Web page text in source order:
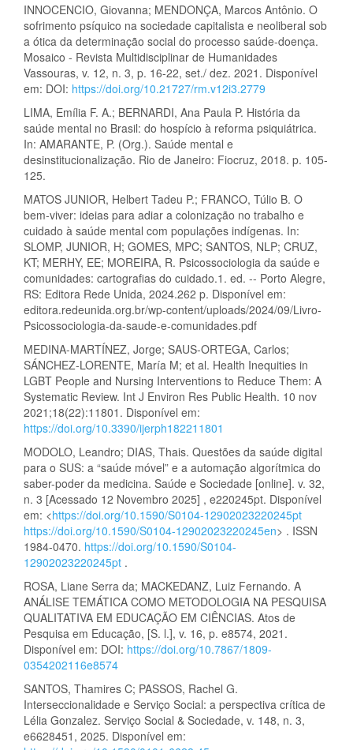
INNOCENCIO, Giovanna; MENDONÇA, Marcos Antônio. O
sofrimento psíquico na sociedade capitalista e neoliberal sob
a ótica da determinação social do processo saúde-doença.
Mosaico - Revista Multidisciplinar de Humanidades
Vassouras, v. 12, n. 3, p. 16-22, set./ dez. 2021. Disponível
em: DOI: https://doi.org/10.21727/rm.v12i3.2779
LIMA, Emília F. A.; BERNARDI, Ana Paula P. História da
saúde mental no Brasil: do hospício à reforma psiquiátrica.
In: AMARANTE, P. (Org.). Saúde mental e
desinstitucionalização. Rio de Janeiro: Fiocruz, 2018. p. 105-
125.
MATOS JUNIOR, Helbert Tadeu P.; FRANCO, Túlio B. O
bem-viver: ideias para adiar a colonização no trabalho e
cuidado à saúde mental com populações indígenas. In:
SLOMP, JUNIOR, H; GOMES, MPC; SANTOS, NLP; CRUZ,
KT; MERHY, EE; MOREIRA, R. Psicossociologia da saúde e
comunidades: cartografias do cuidado.1. ed. -- Porto Alegre,
RS: Editora Rede Unida, 2024.262 p. Disponível em:
editora.redeunida.org.br/wp-content/uploads/2024/09/Livro-
Psicossociologia-da-saude-e-comunidades.pdf
MEDINA-MARTÍNEZ, Jorge; SAUS-ORTEGA, Carlos;
SÁNCHEZ-LORENTE, María M; et al. Health Inequities in
LGBT People and Nursing Interventions to Reduce Them: A
Systematic Review. Int J Environ Res Public Health. 10 nov
2021;18(22):11801. Disponível em:
https://doi.org/10.3390/ijerph182211801
MODOLO, Leandro; DIAS, Thais. Questões da saúde digital
para o SUS: a “saúde móvel” e a automação algorítmica do
saber-poder da medicina. Saúde e Sociedade [online]. v. 32,
n. 3 [Acessado 12 Novembro 2025] , e220245pt. Disponível
em: <https://doi.org/10.1590/S0104-12902023220245pt
https://doi.org/10.1590/S0104-12902023220245en> . ISSN
1984-0470. https://doi.org/10.1590/S0104-
12902023220245pt .
ROSA, Liane Serra da; MACKEDANZ, Luiz Fernando. A
ANÁLISE TEMÁTICA COMO METODOLOGIA NA PESQUISA
QUALITATIVA EM EDUCAÇÃO EM CIÊNCIAS. Atos de
Pesquisa em Educação, [S. l.], v. 16, p. e8574, 2021.
Disponível em: DOI: https://doi.org/10.7867/1809-
0354202116e8574
SANTOS, Thamires C; PASSOS, Rachel G.
Interseccionalidade e Serviço Social: a perspectiva crítica de
Lélia Gonzalez. Serviço Social & Sociedade, v. 148, n. 3,
e6628451, 2025. Disponível em: